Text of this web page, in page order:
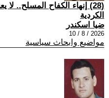
(28) إنهاء الكفاح المسلح.. لا
الكردية
ضيا اسكندر
2026 / 8 / 10
مواضيع وابحاث سياسية